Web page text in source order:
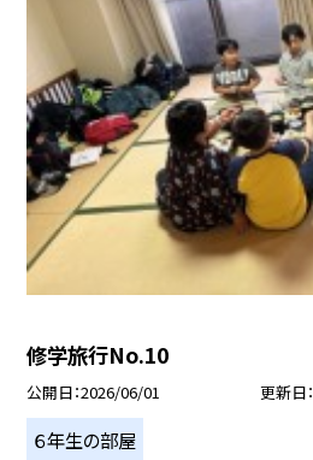
修学旅行No.10
公開日 2026/06/01 更新日
６年生の部屋